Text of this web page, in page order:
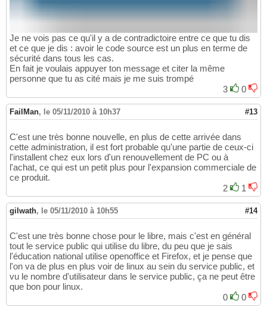
Je ne vois pas ce qu'il y a de contradictoire entre ce que tu dis
et ce que je dis : avoir le code source est un plus en terme de
sécurité dans tous les cas.
En fait je voulais appuyer ton message et citer la même
personne que tu as cité mais je me suis trompé
3
0
FailMan, le 05/11/2010 à 10h37 #13
C'est une très bonne nouvelle, en plus de cette arrivée dans
cette administration, il est fort probable qu'une partie de ceux-ci
l'installent chez eux lors d'un renouvellement de PC ou à
l'achat, ce qui est un petit plus pour l'expansion commerciale de
ce produit.
2
1
gilwath, le 05/11/2010 à 10h55 #14
C'est une très bonne chose pour le libre, mais c'est en général
tout le service public qui utilise du libre, du peu que je sais
l'éducation national utilise openoffice et Firefox, et je pense que
l'on va de plus en plus voir de linux au sein du service public, et
vu le nombre d'utilisateur dans le service public, ça ne peut être
que bon pour linux.
0
0